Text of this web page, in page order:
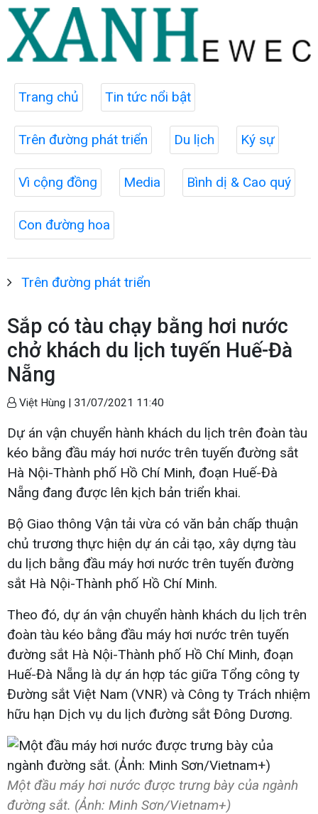
Trang chủ Tin tức nổi bật
Trên đường phát triển Du lịch Ký sự
Vì cộng đồng Media Bình dị & Cao quý
Con đường hoa
Trên đường phát triển
Sắp có tàu chạy bằng hơi nước
chở khách du lịch tuyến Huế-Đà
Nẵng
Việt Hùng | 31/07/2021 11:40
Dự án vận chuyển hành khách du lịch trên đoàn tàu
kéo bằng đầu máy hơi nước trên tuyến đường sắt
Hà Nội-Thành phố Hồ Chí Minh, đoạn Huế-Đà
Nẵng đang được lên kịch bản triển khai.
Bộ Giao thông Vận tải vừa có văn bản chấp thuận
chủ trương thực hiện dự án cải tạo, xây dựng tàu
du lịch bằng đầu máy hơi nước trên tuyến đường
sắt Hà Nội-Thành phố Hồ Chí Minh.
Theo đó, dự án vận chuyển hành khách du lịch trên
đoàn tàu kéo bằng đầu máy hơi nước trên tuyến
đường sắt Hà Nội-Thành phố Hồ Chí Minh, đoạn
Huế-Đà Nẵng là dự án hợp tác giữa Tổng công ty
Đường sắt Việt Nam (VNR) và Công ty Trách nhiệm
hữu hạn Dịch vụ du lịch đường sắt Đông Dương.
Một đầu máy hơi nước được trưng bày của ngành
đường sắt. (Ảnh: Minh Sơn/Vietnam+)